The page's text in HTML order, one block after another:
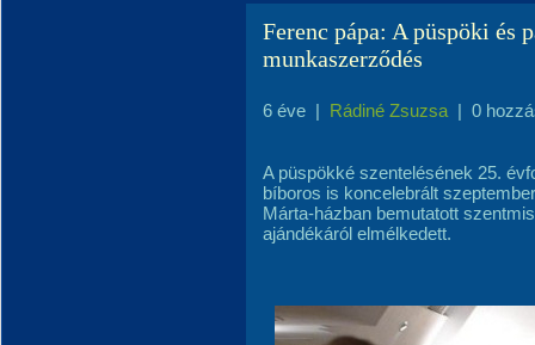
Ferenc pápa: A püspöki és
munkaszerződés
6 éve | Rádiné Zsuzsa | 0
A püspökké szentelésének 25.
bíboros is koncelebrált
Márta-házban bemutatott
ajándékáról elmélkedett.